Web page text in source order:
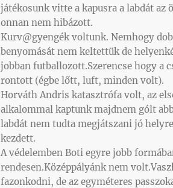
játékosunk vitte a kapusra a labdát az
onnan nem hibázott.
Kurv@gyengék voltunk. Nemhogy
benyomását nem keltettük de
jobban futballozott.Szerencse hogy a
rontott (égbe lőtt, luft, minden volt).
Horváth Andris katasztrófa volt, az
alkalommal kaptunk majdnem gólt
labdát nem tudta megjátszani jó
kezdett.
A védelemben Boti egyre jobb
rendesen.Középpályánk nem
fazonkodni, de az egyméteres